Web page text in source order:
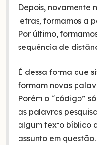
Depois, novamente
letras, formamos a
Por último,
sequência de
É dessa forma que
formam novas
Porém o “código”
as palavras
algum texto bíblico
assunto em